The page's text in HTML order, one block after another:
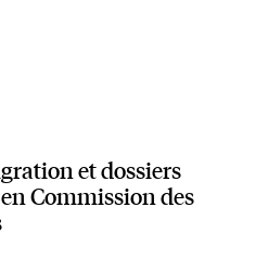
et dossiers
Commission des